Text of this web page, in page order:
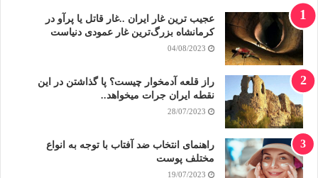
عجیب ترین غار ایران ..غار قاتل یا پرآو در
کرمانشاه بزرگ‌ترین غار عمودی دنیاست
04/08/2023
راز قلعه آدمخوار چیست؟ پا گذاشتن در این
نقطه ایران جرات میخواهد..
28/07/2023
راهنمای انتخاب ضد آفتاب با توجه به انواع
مختلف پوست
19/07/2023